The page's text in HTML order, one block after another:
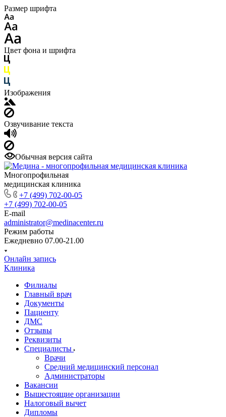
Размер шрифта
Цвет фона и шрифта
Изображения
Озвучивание текста
Обычная версия сайта
Многопрофильная
медицинская клиника
+7 (499) 702-00-05
+7 (499) 702-00-05
E-mail
administrator@medinacenter.ru
Режим работы
Ежедневно 07.00-21.00
Онлайн запись
Клиника
Филиалы
Главный врач
Документы
Пациенту
ДМС
Отзывы
Реквизиты
Специалисты
Врачи
Средний медицинский персонал
Администраторы
Вакансии
Вышестоящие организации
Налоговый вычет
Дипломы